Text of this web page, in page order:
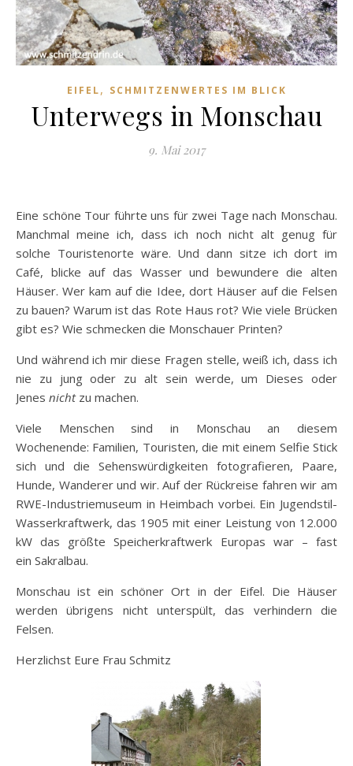
EIFEL, SCHMITZENWERTES IM BLICK
Unterwegs in Monschau
9. Mai 2017
Eine schöne Tour führte uns für zwei Tage nach Monschau.
Manchmal meine ich, dass ich noch nicht alt genug für
solche Touristenorte wäre. Und dann sitze ich dort im
Café, blicke auf das Wasser und bewundere die alten
Häuser. Wer kam auf die Idee, dort Häuser auf die Felsen
zu bauen? Warum ist das Rote Haus rot? Wie viele Brücken
gibt es? Wie schmecken die Monschauer Printen?
Und während ich mir diese Fragen stelle, weiß ich, dass ich
nie zu jung oder zu alt sein werde, um Dieses oder
Jenes nichtzu machen.
Viele Menschen sind in Monschau an diesem
Wochenende: Familien, Touristen, die mit einem Selfie Stick
sich und die Sehenswürdigkeiten fotografieren, Paare,
Hunde, Wanderer und wir. Auf der Rückreise fahren wir am
RWE-Industriemuseum in Heimbach vorbei. Ein Jugendstil-
Wasserkraftwerk, das 1905 mit einer Leistung von 12.000
kW das größte Speicherkraftwerk Europas war – fast
ein Sakralbau.
Monschau ist ein schöner Ort in der Eifel. Die Häuser
werden übrigens nicht unterspült, das verhindern die
Felsen.
Herzlichst Eure Frau Schmitz